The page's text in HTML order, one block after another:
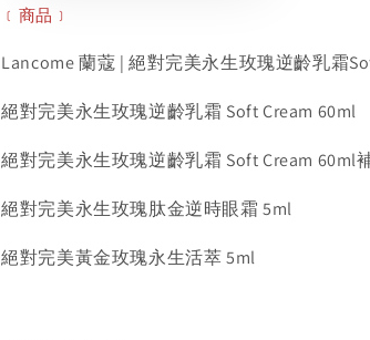
﹝商品﹞
Lancome 蘭蔻 | 絕對完美永生玫瑰逆齡乳霜
絕對完美永生玫瑰逆齡乳霜 Soft Cream 60ml
絕對完美永生玫瑰逆齡乳霜 Soft Cream 60ml
絕對完美永生玫瑰肽金逆時眼霜 5ml
絕對完美黃金玫瑰永生活萃 5ml